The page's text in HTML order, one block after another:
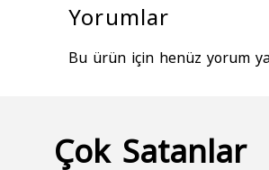
Yorumlar
Bu ürün için henüz yorum
Çok Satanlar